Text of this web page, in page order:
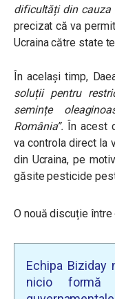
dificultăți din cauza
precizat că va
Ucraina către state
În același timp,
soluții pentru
semințe
România”. În acest
va controla direct la
din Ucraina, pe
găsite pesticide
O nouă discuție
Echipa
nicio formă